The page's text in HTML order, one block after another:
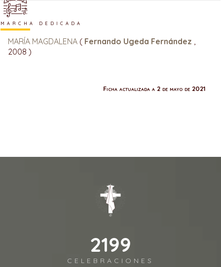
MARCHA DEDICADA
MARÍA MAGDALENA ( Fernando Ugeda Fernández
2008 )
Ficha actualizada a 2 de mayo de 2021
2443
CELEBRACIONES